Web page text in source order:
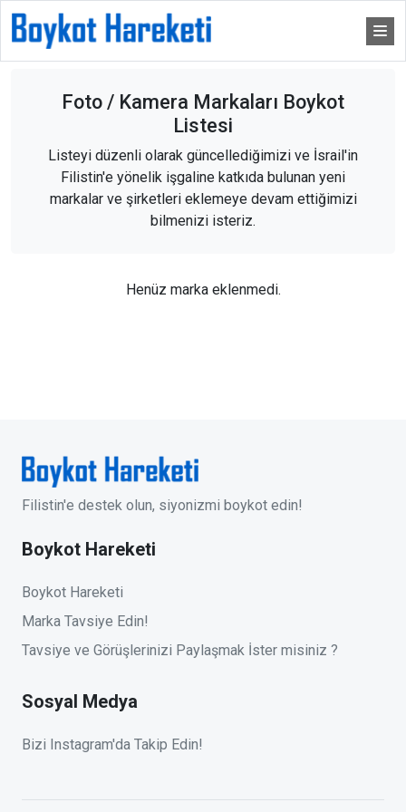
Foto / Kamera Markaları Boykot
Listesi
Listeyi düzenli olarak güncellediğimizi ve İsrail'in
Filistin'e yönelik işgaline katkıda bulunan yeni
markalar ve şirketleri eklemeye devam ettiğimizi
bilmenizi isteriz.
Henüz marka eklenmedi.
Filistin'e destek olun, siyonizmi boykot edin!
Boykot Hareketi
Boykot Hareketi
Marka Tavsiye Edin!
Tavsiye ve Görüşlerinizi Paylaşmak İster misiniz ?
Sosyal Medya
Bizi Instagram'da Takip Edin!